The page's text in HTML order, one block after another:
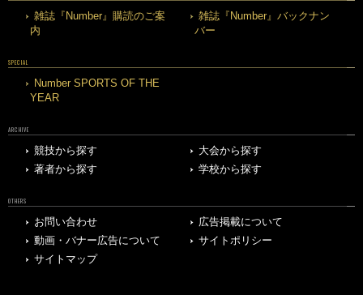
雑誌『Number』購読のご案
内
雑誌『Number』バックナン
バー
SPECIAL
Number SPORTS OF THE
YEAR
ARCHIVE
競技から探す
大会から探す
著者から探す
学校から探す
OTHERS
お問い合わせ
広告掲載について
動画・バナー広告について
サイトポリシー
サイトマップ